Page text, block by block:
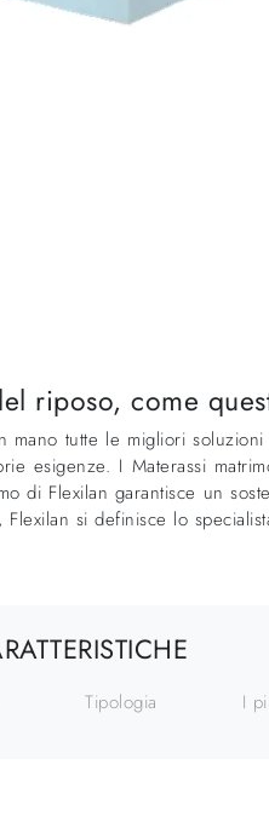
riposo, come
tutte le migliori
esigenze. I Materassi
di Flexilan garantisce un
si definisce lo
Tipologia I